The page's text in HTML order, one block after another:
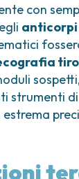
con
strumenti di